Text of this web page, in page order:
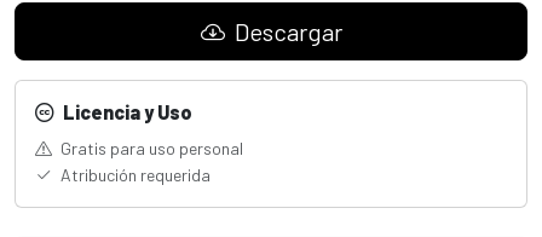
Descargar
Licencia y Uso
Gratis para uso personal
Atribución requerida